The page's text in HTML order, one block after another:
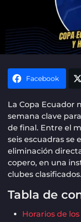
Facebook
La Copa Ecuador
semana clave
de final. Entre el
seis escuadras se
eliminación
copero, en una
clubes clasificados.
Tabla de
Horarios de